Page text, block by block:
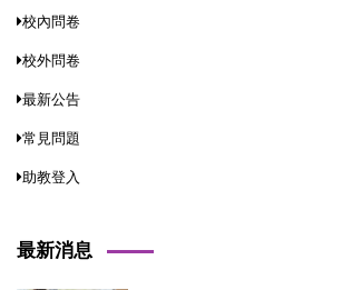
校內問卷
校外問卷
最新公告
常見問題
助教登入
最新消息